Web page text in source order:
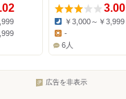
3.00
Dinner:
￥3,000～￥3,999
Lunch:
-
6人
広告を非表示